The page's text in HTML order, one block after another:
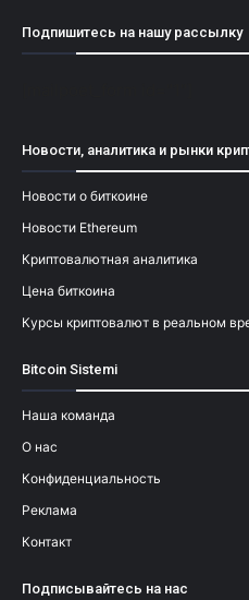
Подпишитесь на нашу рассылку
Новости, аналитика и рынки
Новости о биткоине
Новости Ethereum
Криптовалютная аналитика
Цена биткоина
Курсы криптовалют в реальном
Bitcoin Sistemi
Наша команда
О нас
Конфиденциальность
Реклама
Контакт
Подписывайтесь на нас